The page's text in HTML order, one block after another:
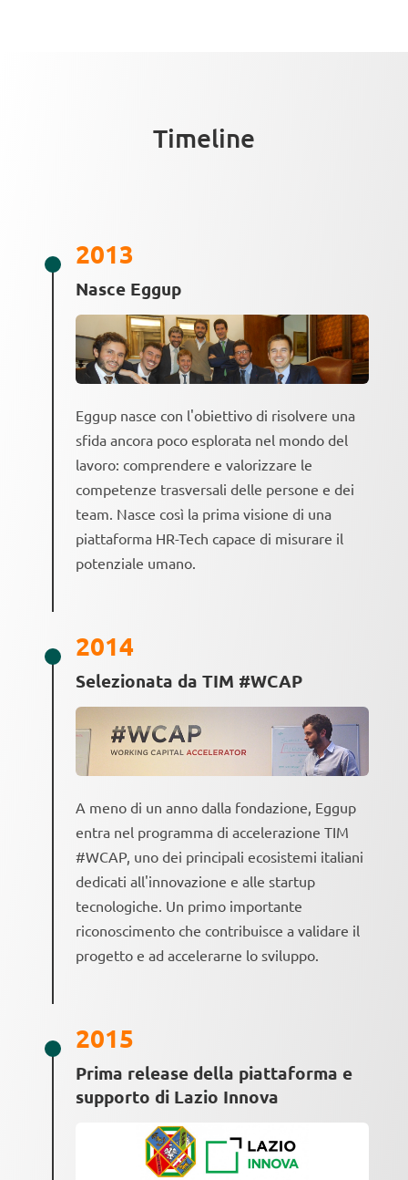
Timeline
2013
Nasce Eggup
Eggup nasce con l'obiettivo di risolvere una
sfida ancora poco esplorata nel mondo del
lavoro: comprendere e valorizzare le
competenze trasversali delle persone e dei
team. Nasce così la prima visione di una
piattaforma HR-Tech capace di misurare il
potenziale umano.
2014
Selezionata da TIM #WCAP
A meno di un anno dalla fondazione, Eggup
entra nel programma di accelerazione TIM
#WCAP, uno dei principali ecosistemi italiani
dedicati all'innovazione e alle startup
tecnologiche. Un primo importante
riconoscimento che contribuisce a validare il
progetto e ad accelerarne lo sviluppo.
2015
Prima release della piattaforma e
supporto di Lazio Innova